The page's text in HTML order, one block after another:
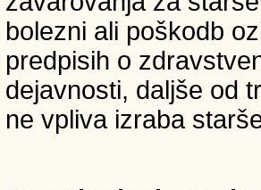
bolezni ali poškodb
predpisih o
dejavnosti, daljše od
ne vpliva izraba